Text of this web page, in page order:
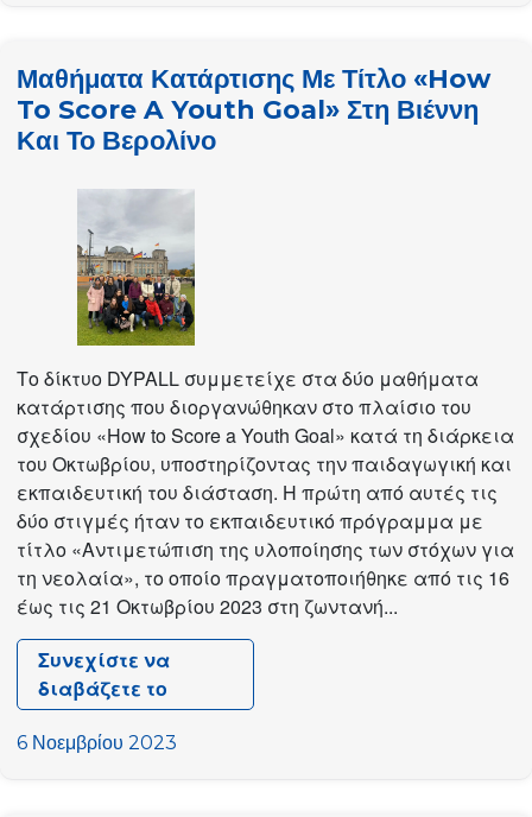
νέων
στο
κοινό
Μαθήματα Κατάρτισης Με Τίτλο «How
To Score A Youth Goal» Στη Βιέννη
Και Το Βερολίνο
Το δίκτυο DYPALL συμμετείχε στα δύο μαθήματα
κατάρτισης που διοργανώθηκαν στο πλαίσιο του
σχεδίου «How to Score a Youth Goal» κατά τη διάρκεια
του Οκτωβρίου, υποστηρίζοντας την παιδαγωγική και
εκπαιδευτική του διάσταση. Η πρώτη από αυτές τις
δύο στιγμές ήταν το εκπαιδευτικό πρόγραμμα με
τίτλο «Αντιμετώπιση της υλοποίησης των στόχων για
τη νεολαία», το οποίο πραγματοποιήθηκε από τις 16
έως τις 21 Οκτωβρίου 2023 στη ζωντανή...
Συνεχίστε να
διαβάζετε το
Μαθήματα
6 Νοεμβρίου 2023